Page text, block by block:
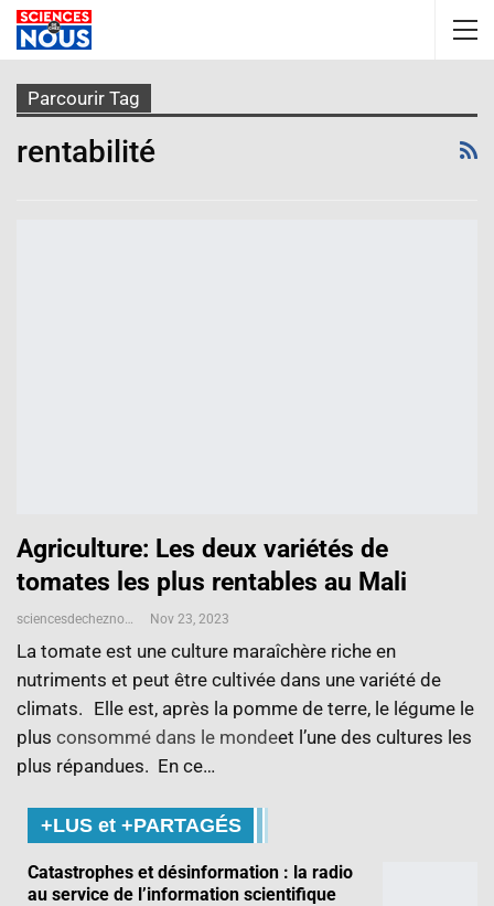
Parcourir Tag
rentabilité
Agriculture: Les deux variétés de
tomates les plus rentables au Mali
sciencesdecheznous@gmail.com Nov 23, 2023
La tomate est une culture maraîchère riche en
nutriments et peut être cultivée dans une variété de
climats. Elle est, après la pomme de terre, le légume le
plus consommé dans le mondeet l’une des cultures les
plus répandues. En ce…
+LUS et +PARTAGÉS
Catastrophes et désinformation : la radio
au service de l’information scientifique